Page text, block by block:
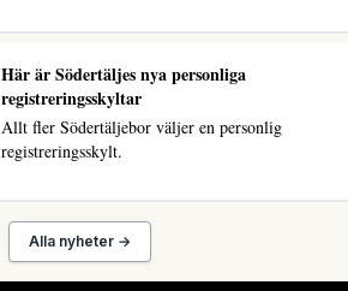
Här är Södertäljes nya personliga
registreringsskyltar
Allt fler Södertäljebor väljer en personlig
registreringsskylt.
Alla nyheter →